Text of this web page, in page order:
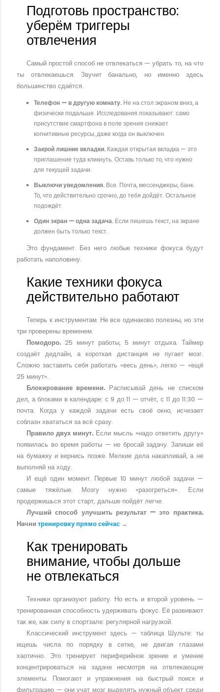
Подготовь пространство:
уберём триггеры
отвлечения
Самый простой способ не отвлекаться — убрать то, на что
ты отвлекаешься. Звучит банально, но именно здесь
большинство сдаётся.
Телефон — в другую комнату. Не на стол экраном вниз, а
физически подальше. Исследования показывают: само
присутствие смартфона в поле зрения снижает
когнитивные ресурсы, даже когда он выключен.
Закрой лишние вкладки. Каждая открытая вкладка — это
приглашение туда кликнуть. Оставь только то, что нужно
для текущей задачи.
Выключи уведомления. Все. Почта, мессенджеры, банк.
То, что действительно срочно, до тебя дойдёт. Остальное
подождёт.
Один экран — одна задача. Если пишешь текст, на экране
должен быть только текст.
Это фундамент. Без него любые техники фокуса будут
работать наполовину.
Какие техники фокуса
действительно работают
Теперь к инструментам. Не все одинаково полезны, но эти
три проверены временем.
Помодоро. 25 минут работы, 5 минут отдыха. Таймер
создаёт дедлайн, а короткая дистанция не пугает мозг.
Сложно заставить себя работать «весь день», легко — «ещё
25 минут».
Блокирование времени. Расписывай день не списком
дел, а блоками в календаре: с 9 до 11 — отчёт, с 11 до 11:30 —
почта. Когда у каждой задачи есть своё окно, исчезает
соблазн хвататься за всё сразу.
Правило двух минут. Если мысль «надо ответить другу»
появилась во время работы — не бросай задачу. Запиши её
на бумажку и вернись позже. Мелкие дела накапливай, а не
выполняй на ходу.
И ещё один момент. Первые 10 минут любой задачи —
самые тяжёлые. Мозгу нужно «разогреться». Если
продержишься этот старт, дальше пойдёт легче.
Лучший способ улучшить результат — это практика.
Начнитренировку прямо сейчас →
Как тренировать
внимание, чтобы дольше
не отвлекаться
Техники организуют работу. Но есть и второй уровень —
тренированная способность удерживать фокус. Её развивают
так же, как силу в спортзале: регулярной нагрузкой.
Классический инструмент здесь — таблица Шульте: ты
ищешь числа по порядку в сетке, не двигая глазами
хаотично. Это тренирует периферийное зрение и умение
концентрироваться на задаче несмотря на отвлекающие
элементы. Помогают и упражнения на быстрый поиск и
фильтрацию — они учат мозг выделять нужный объект среди